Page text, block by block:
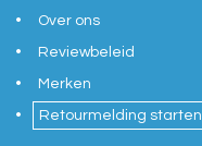
Over ons
Reviewbeleid
Merken
Retourmelding starten